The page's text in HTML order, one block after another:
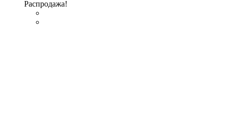
Распродажа!